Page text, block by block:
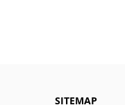
SITEMAP